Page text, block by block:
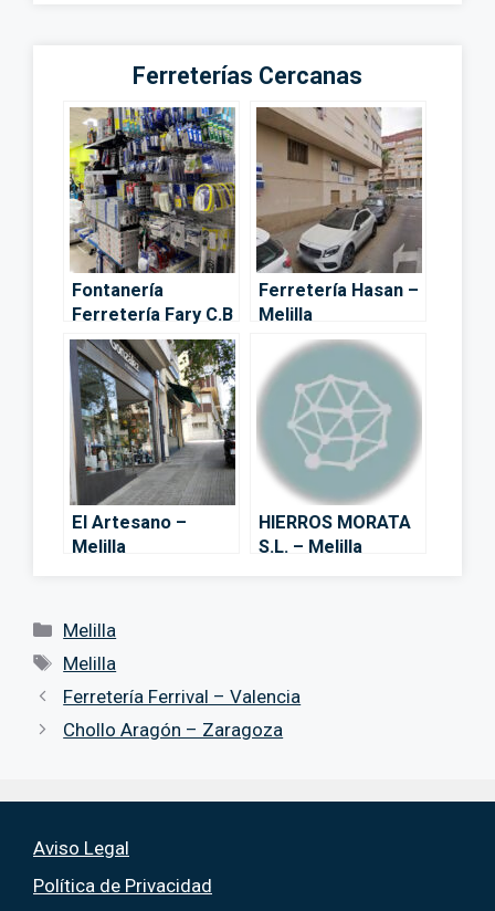
Ferreterías Cercanas
Fontanería
Ferretería Fary C.B
– Melilla
Ferretería Hasan –
Melilla
El Artesano –
Melilla
HIERROS MORATA
S.L. – Melilla
Categorías
Melilla
Etiquetas
Melilla
Ferretería Ferrival – Valencia
Chollo Aragón – Zaragoza
Aviso Legal
Política de Privacidad